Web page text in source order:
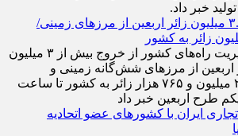
خبر داد.
خروج بیش از ۳.۱ میلیون زائر اربعین از مرزهای زمینی/
رئیس مرکز مدیریت راه‌های کشور از خروج بیش از ۳ میلیون
زائر اربعین از مرزهای شش‌گانه زمینی و
بازگشت حدود ۲ میلیون و ۷۶۵ هزار زائر به کشور تا ساعت
تجاری ایران با کشور‌های عضو اتحادیه